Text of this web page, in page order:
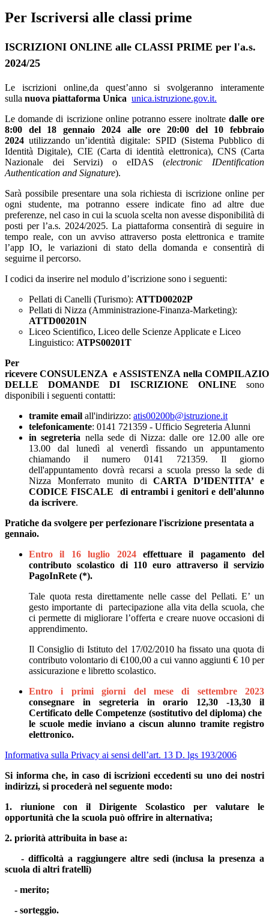
Per Iscriversi alle classi prime
ISCRIZIONI ONLINE alle CLASSI PRIME per l'a.s.
2024/25
Le iscrizioni online,da quest’anno si svolgeranno interamente
sulla nuova piattaforma Unica unica.istruzione.gov.it.
Le domande di iscrizione online potranno essere inoltrate dalle ore
8:00 del 18 gennaio 2024 alle ore 20:00 del 10 febbraio
2024 utilizzando un’identità digitale: SPID (Sistema Pubblico di
Identità Digitale), CIE (Carta di identità elettronica), CNS (Carta
Nazionale dei Servizi) o eIDAS (electronic IDentification
Authentication and Signature).
Sarà possibile presentare una sola richiesta di iscrizione online per
ogni studente, ma potranno essere indicate fino ad altre due
preferenze, nel caso in cui la scuola scelta non avesse disponibilità di
posti per l’a.s. 2024/2025. La piattaforma consentirà di seguire in
tempo reale, con un avviso attraverso posta elettronica e tramite
l’app IO, le variazioni di stato della domanda e consentirà di
seguirne il percorso.
I codici da inserire nel modulo d’iscrizione sono i seguenti:
Pellati di Canelli (Turismo): ATTD00202P
Pellati di Nizza (Amministrazione-Finanza-Marketing):
ATTD00201N
Liceo Scientifico, Liceo delle Scienze Applicate e Liceo
Linguistico: ATPS00201T
Per
ricevere CONSULENZA e ASSISTENZA nella
DELLE DOMANDE DI ISCRIZIONE ONLINE sono
disponibili i seguenti contatti:
tramite email all'indirizzo: atis00200b@istruzione.it
telefonicamente: 0141 721359 - Ufficio Segreteria Alunni
in segreteria nella sede di Nizza: dalle ore 12.00 alle ore
13.00 dal lunedì al venerdì fissando un appuntamento
chiamando il numero 0141 721359. Il giorno
dell'appuntamento dovrà recarsi a scuola presso la sede di
Nizza Monferrato munito diCARTA D’IDENTITA’ e
CODICE FISCALE di entrambi i genitori e dell’alunno
da iscrivere.
Pratiche da svolgere per perfezionare l'iscrizione presentata a
gennaio.
Entro il 16 luglio 2024effettuare il pagamento del
contributo scolastico di 110 euro attraverso il servizio
PagoInRete (*).
Tale quota resta direttamente nelle casse del Pellati. E’ un
gesto importante di partecipazione alla vita della scuola, che
ci permette di migliorare l’offerta e creare nuove occasioni di
apprendimento.
Il Consiglio di Istituto del 17/02/2010 ha fissato una quota di
contributo volontario di €100,00 a cui vanno aggiunti € 10 per
assicurazione e libretto scolastico.
Entro i primi giorni del mese di settembre 2023
consegnare in segreteria in orario 12,30 -13,30 il
Certificato delle Competenze (sostitutivo del diploma) che
le scuole medie inviano a ciscun alunno tramite registro
elettronico.
Informativa sulla Privacy ai sensi dell’art. 13 D. lgs 193/2006
Si informa che, in caso di iscrizioni eccedenti su uno dei nostri
indirizzi, si procederà nel seguente modo:
1. riunione con il Dirigente Scolastico per valutare le
opportunità che la scuola può offrire in alternativa;
2. priorità attribuita in base a:
- difficoltà a raggiungere altre sedi (inclusa la presenza a
scuola di altri fratelli)
- merito;
- sorteggio.